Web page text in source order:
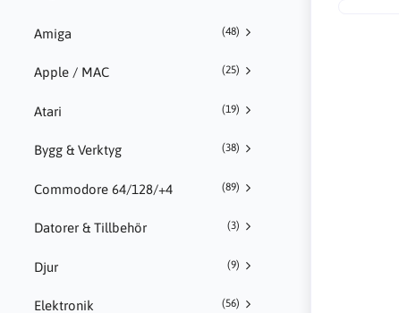
Amiga (48)
Apple / MAC (25)
Atari (19)
Bygg & Verktyg (38)
Commodore 64/128/+4 (89)
Datorer & Tillbehör (3)
Djur (9)
Elektronik (56)